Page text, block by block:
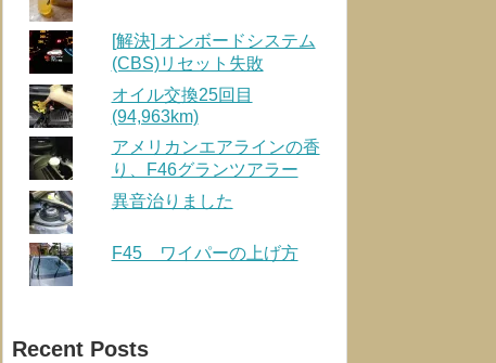
[解決] オンボードシステム
(CBS)リセット失敗
オイル交換25回目
(94,963km)
アメリカンエアラインの香
り、F46グランツアラー
異音治りました
F45 ワイパーの上げ方
Recent Posts